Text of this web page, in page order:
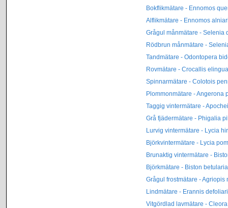
Bokflikmätare - Ennomos
Alflikmätare - Ennomos
Grågul månmätare - Selenia
Rödbrun månmätare -
Tandmätare - Odontopera
Rovmätare - Crocallis
Spinnarmätare - Colotois
Plommonmätare - Angerona
Taggig vintermätare -
Grå fjädermätare - Phigalia
Lurvig vintermätare - Lycia
Björkvintermätare - Lycia
Brunaktig vintermätare -
Björkmätare - Biston betularia
Grågul frostmätare - Agriopis
Lindmätare - Erannis
Vitgördlad lavmätare -